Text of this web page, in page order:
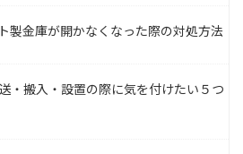
製金庫が開かなくなった際の対処方法
・搬入・設置の際に気を付けたい５つ